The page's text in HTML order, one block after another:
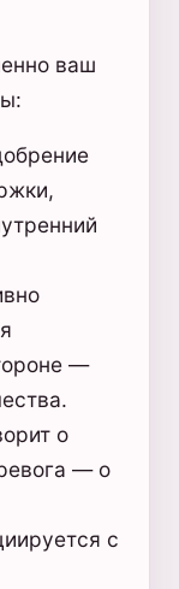
ваш
—
о
— о
с